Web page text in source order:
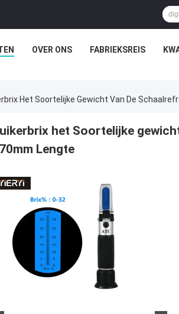
OVER ONS FABRIEKSREIS
Het Soortelijke Gewicht Van De
het Soortelijke
Lengte